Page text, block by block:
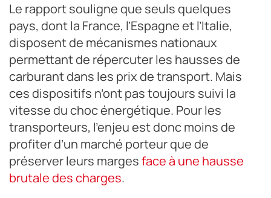
Le rapport souligne que seuls quelques
pays, dont la France, l’Espagne et l’Italie,
disposent de mécanismes nationaux
permettant de répercuter les hausses de
carburant dans les prix de transport. Mais
ces dispositifs n’ont pas toujours suivi la
vitesse du choc énergétique. Pour les
transporteurs, l’enjeu est donc moins de
profiter d’un marché porteur que de
préserver leurs margesface à une hausse
brutale des charges.